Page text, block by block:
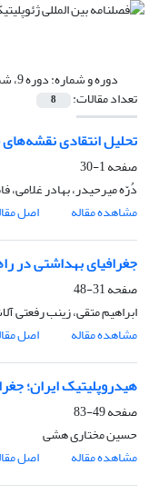
دوره و شماره:دوره 9، شماره 31، پاییز 1392
تعداد مقالات: 8
تحلیل انتقادی
صفحه1-30
دُرّه میرحیدر، بهادر
مشاهده مقاله
اصل
جغرافیای بهداشتی در
صفحه31-48
ابراهیم متقی، زینب رفعتی
مشاهده مقاله
اصل
هیدروپلیتیک ایران؛
صفحه49-83
حسین مختاری هشی
مشاهده مقاله
اصل